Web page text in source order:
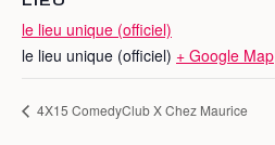
le lieu unique (officiel)
le lieu unique (officiel) + Google Map
4X15 ComedyClub X Chez Maurice